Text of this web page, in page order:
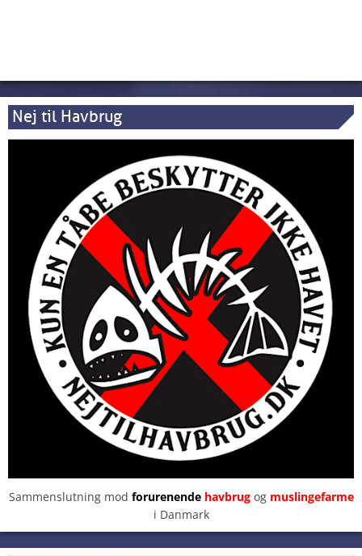
Nej til Havbrug
Sammenslutning mod forurenendehavbrugog muslingefarme
i Danmark